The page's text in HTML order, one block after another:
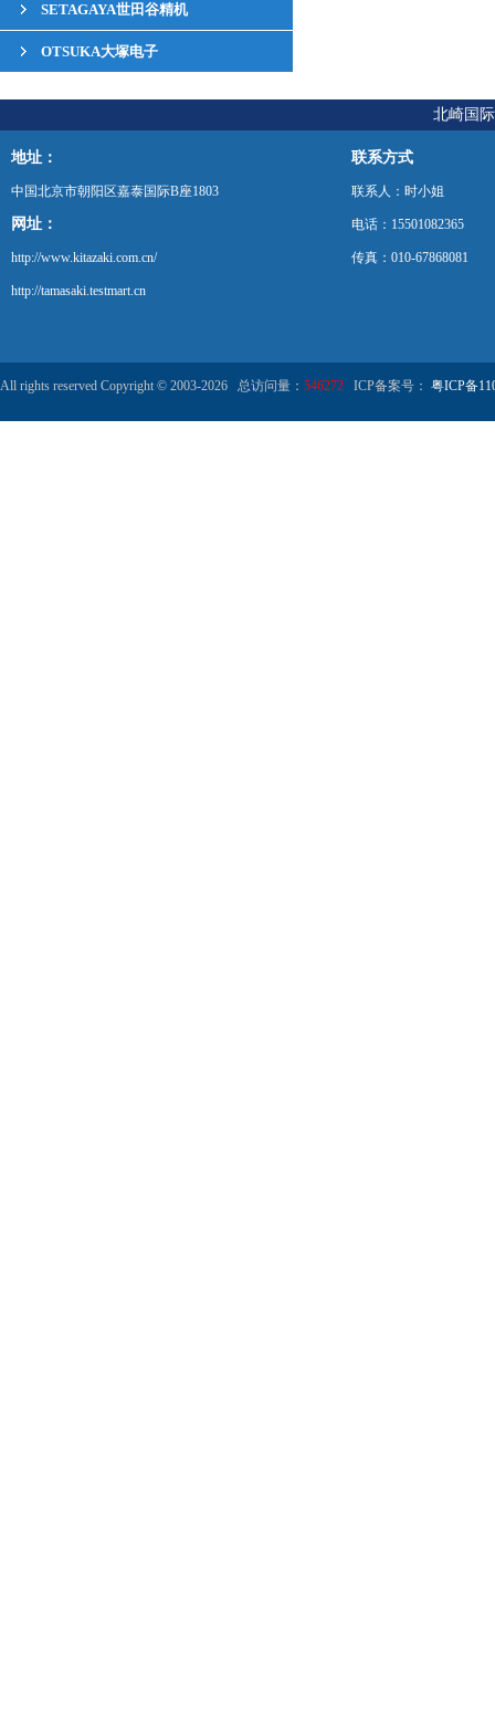
SETAGAYA世田谷精机
OTSUKA大塚电子
北崎国
地址：
中国北京市朝阳区嘉泰国际B座1803
网址：
http://www.kitazaki.com.cn/
http://tamasaki.testmart.cn
联系方式
联系人：时小姐
电话：15501082365
传真：010-67868081
All rights reserved Copyright © 2003-2026 总访问量： 546272 ICP备案号： 粤ICP备